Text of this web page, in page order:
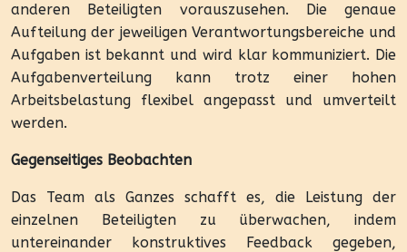
anderen Beteiligten vorauszusehen. Die genaue
Aufteilung der jeweiligen Verantwortungsbereiche und
Aufgaben ist bekannt und wird klar kommuniziert. Die
Aufgabenverteilung kann trotz einer hohen
Arbeitsbelastung flexibel angepasst und umverteilt
werden.
Gegenseitiges Beobachten
Das Team als Ganzes schafft es, die Leistung der
einzelnen Beteiligten zu überwachen, indem
untereinander konstruktives Feedback gegeben,